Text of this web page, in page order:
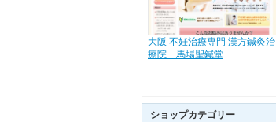
大阪 不妊治療専門 漢方鍼灸治
療院 馬場聖鍼堂
ショップカテゴリー